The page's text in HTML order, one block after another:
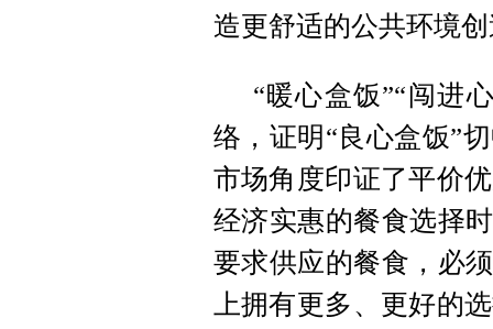
造更舒适的公共环境
“暖心盒饭”“闯进
络，证明“良心盒饭”
市场角度印证了平价
经济实惠的餐食选择
要求供应的餐食，必
上拥有更多、更好的